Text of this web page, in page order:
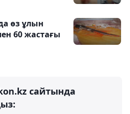
өз ұлын
60 жастағы
сайтында